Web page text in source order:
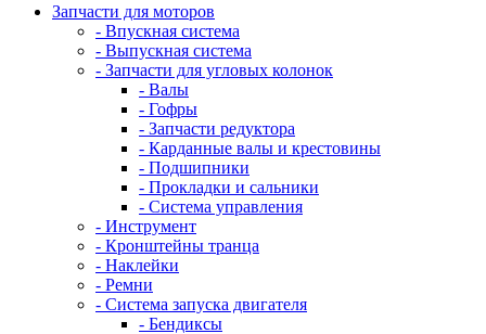
Запчасти для моторов
- Впускная система
- Выпускная система
- Запчасти для угловых колонок
- Валы
- Гофры
- Запчасти редуктора
- Карданные валы и крестовины
- Подшипники
- Прокладки и сальники
- Система управления
- Инструмент
- Кронштейны транца
- Наклейки
- Ремни
- Система запуска двигателя
- Бендиксы